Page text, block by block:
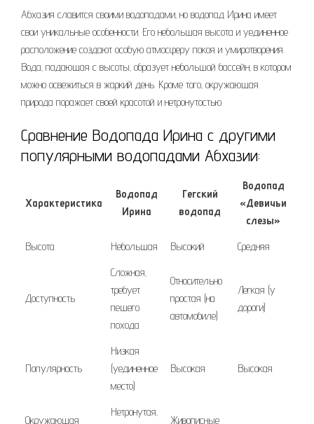
Абхазия славится своими водопадами‚ но водопад Ирина имеет
свои уникальные особенности. Его небольшая высота и уединенное
расположение создают особую атмосферу покоя и умиротворения.
Вода‚ падающая с высоты‚ образует небольшой бассейн‚ в котором
можно освежиться в жаркий день. Кроме того‚ окружающая
природа поражает своей красотой и нетронутостью.
Сравнение Водопада Ирина с другими
популярными водопадами Абхазии:
Характеристика
Водопад
Ирина
Гегский
водопад
Водопад
«Девичьи
слезы»
Высота
Небольшая Высокий Средняя
Доступность
Сложная‚
требует
пешего
похода
Относительно
простая (на
автомобиле)
Легкая (у
дороги)
Популярность
Низкая
(уединенное
место)
Высокая Высокая
Окружающая
Нетронутая‚
Живописные